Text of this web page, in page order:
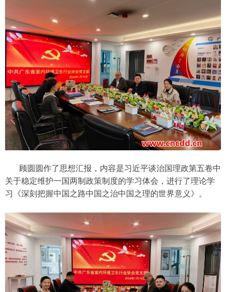
顾圆圆作了思想汇报，内容是习近平谈治国理政第五卷中
关于稳定维护一国两制政策制度的学习体会，进行了理论学
习《深刻把握中国之路中国之治中国之理的世界意义》。